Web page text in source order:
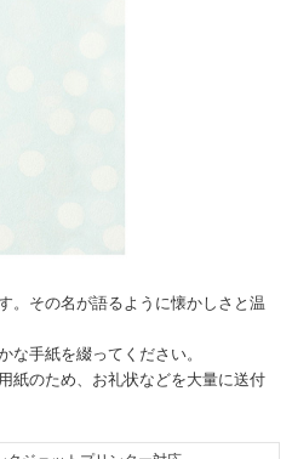
。その名が語るように懐かしさと温
な手紙を綴ってください。
紙のため、お礼状などを大量に送付